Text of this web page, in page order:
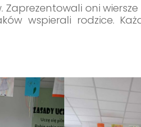
oni wiersze
wspierali rodzice.